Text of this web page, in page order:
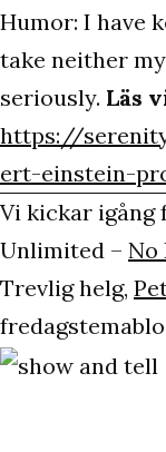
Humor: I have
take neither
seriously. Läs
https://
ert-einstein-
Vi kickar igång
Unlimited – No
Trevlig helg,